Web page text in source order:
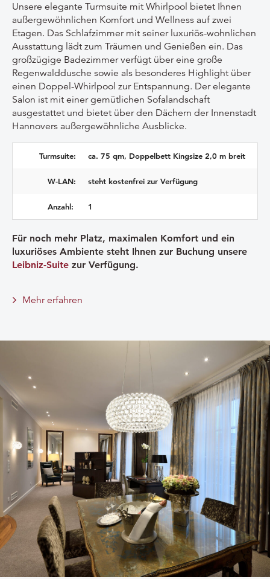
Unsere elegante Turmsuite mit Whirlpool bietet Ihnen
außergewöhnlichen Komfort und Wellness auf zwei
Etagen. Das Schlafzimmer mit seiner luxuriös-wohnlichen
Ausstattung lädt zum Träumen und Genießen ein. Das
großzügige Badezimmer verfügt über eine große
Regenwalddusche sowie als besonderes Highlight über
einen Doppel-Whirlpool zur Entspannung. Der elegante
Salon ist mit einer gemütlichen Sofalandschaft
ausgestattet und bietet über den Dächern der Innenstadt
Hannovers außergewöhnliche Ausblicke.
Turmsuite: ca. 75 qm, Doppelbett Kingsize 2,0 m breit
W-LAN: steht kostenfrei zur Verfügung
Anzahl: 1
Für noch mehr Platz, maximalen Komfort und ein
luxuriöses Ambiente steht Ihnen zur Buchung unsere
Leibniz-Suite zur Verfügung.
Mehr erfahren